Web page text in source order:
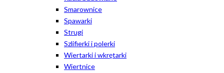
Smarownice
Spawarki
Strugi
Szlifierki i polerki
Wiertarki i wkrętarki
Wiertnice